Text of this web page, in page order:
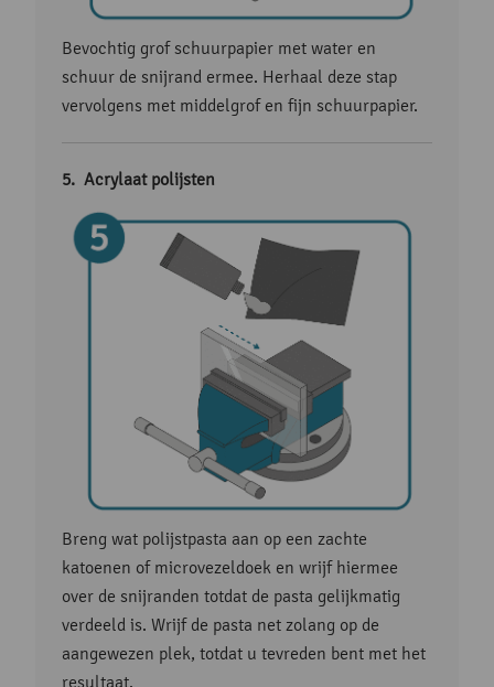
Bevochtig grof schuurpapier met water en
schuur de snijrand ermee. Herhaal deze stap
vervolgens met middelgrof en fijn schuurpapier.
Acrylaat polijsten
Breng wat polijstpasta aan op een zachte
katoenen of microvezeldoek en wrijf hiermee
over de snijranden totdat de pasta gelijkmatig
verdeeld is. Wrijf de pasta net zolang op de
aangewezen plek, totdat u tevreden bent met het
resultaat.